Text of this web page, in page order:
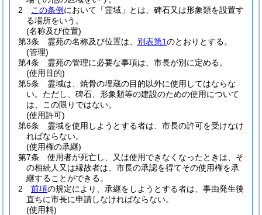
2
この条例 において「霊域」とは、碑石又は形象類を設置す
る場所をいう。
(名称及び位置)
第3条
霊苑の名称及び位置は、 別表第1のとおりとする。
(管理)
第4条
霊苑の管理に必要な事項は、市長が別に定める。
(使用目的)
第5条
霊域は、焼骨の埋蔵の目的以外に使用してはならな
い。 ただし、碑石、形象類等の建設のための使用について
は、この限りではない。
(使用許可)
第6条
霊域を使用しようとする者は、市長の許可を受けなけ
ればならない。
(使用権の承継)
第7条
使用者が死亡し、又は使用できなくなったときは、そ
の相続人又は縁故者は、市長の承認を得てその使用権を承
継することができる。
2
前項の規定により、承継をしようとする者は、事由発生後
直ちに市長に申請しなければならない。
(使用料)